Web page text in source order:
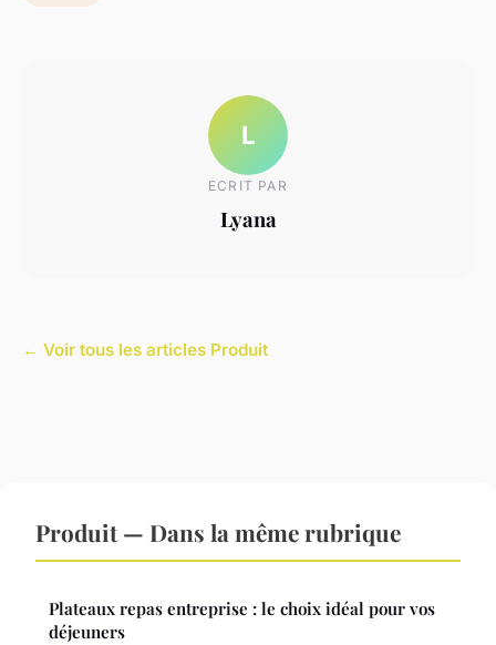
L
ECRIT PAR
Lyana
← Voir tous les articles Produit
Produit — Dans la même rubrique
Plateaux repas entreprise : le choix idéal pour vos
déjeuners